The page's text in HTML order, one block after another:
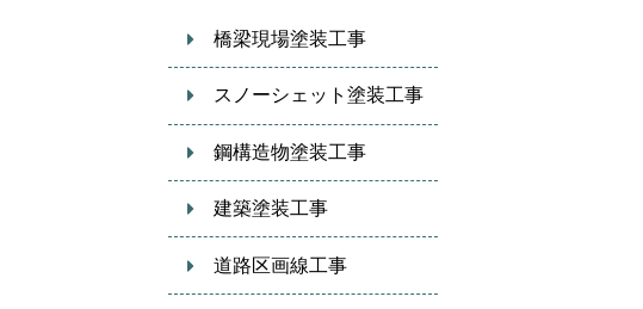
橋梁現場塗装工事
スノーシェット塗装工事
鋼構造物塗装工事
建築塗装工事
道路区画線工事